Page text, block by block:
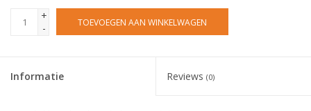
+
-
TOEVOEGEN AAN WINKELWAGEN
Informatie Reviews (0)